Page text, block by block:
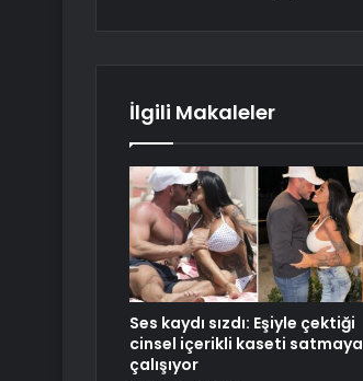
İlgili Makaleler
Ses kaydı sızdı: Eşiyle çektiği
cinsel içerikli kaseti satmaya
çalışıyor